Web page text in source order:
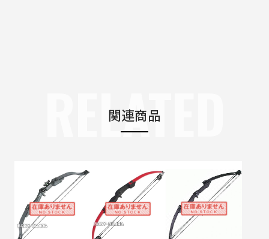
関連商品
RELATED